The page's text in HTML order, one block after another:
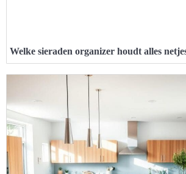
Welke sieraden organizer houdt alles